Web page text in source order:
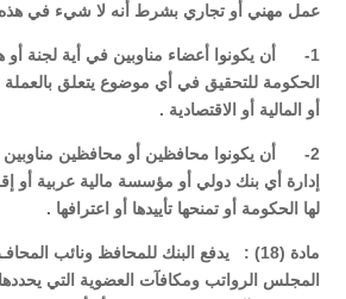
عمل مهني أو تجاري بشرط أنه لا شيء في هذه
1- أن يكونوا أعضاء مناوبين في أية لجنة أو
الحكومة للتحقيق في أي موضوع يتعلق بالعملة
أو المالية أو الاقتصادية .
2- أن يكونوا محافظين أو محافظين
إدارة أي بنك دولي أو مؤسسة مالية عربية أو
لها الحكومة أو تمنحها تأييدها أو اعترافها .
مادة (18) : يدفع البنك للمحافظ ونائب
المجلس الرواتب ومكافآت العضوية التي